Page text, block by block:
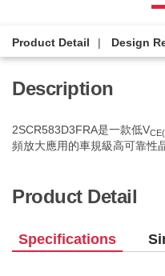
Product Detail Design
Description
2SCR583D3FRA是一款低V
頻放大應用的車規級高可靠性
Product Detail
Specifications